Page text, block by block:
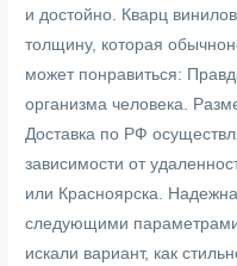
и достойно. Кварц
толщину, которая
может понравиться:
организма человека.
Доставка по РФ
зависимости от
или Красноярска.
следующими
искали вариант, как